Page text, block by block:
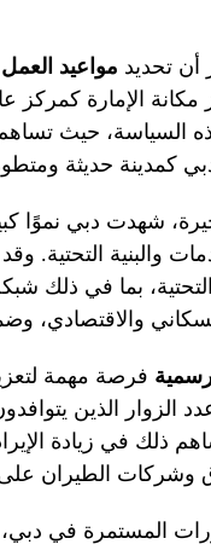
أن تحديد مواعيد
مكانة الإمارة
السياسة، حيث تساهم
كمدينة حديثة
شهدت دبي نموًا
والبنية
التحتية، بما في ذلك
والاقتصادي،
فرصة مهمة
الزوار الذين
ذلك في زيادة
وشركات الطيران
المستمرة في دبي،